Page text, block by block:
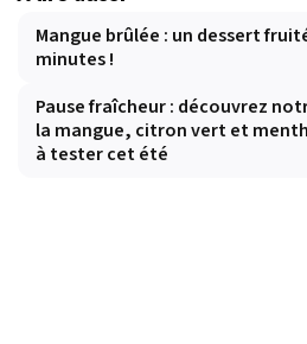
Mangue brûlée : un dessert
minutes !
Pause fraîcheur : découvrez
la mangue, citron vert et
à tester cet été